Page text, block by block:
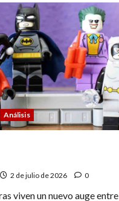
¿Adiós
Análisis
2 de julio de 2026 0
viven un nuevo auge entre